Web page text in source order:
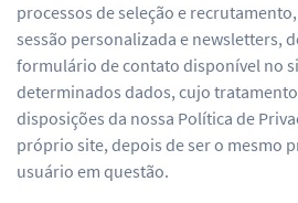
processos de seleção e
sessão personalizada e newsletters,
formulário de contato disponível no
determinados dados, cujo
disposições da nossa Política de
próprio site, depois de ser o mesmo
usuário em questão.